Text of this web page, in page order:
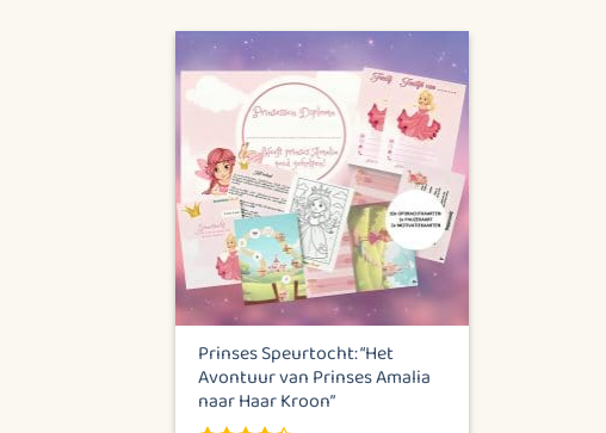
Prinses Speurtocht: “Het
Avontuur van Prinses Amalia
naar Haar Kroon”